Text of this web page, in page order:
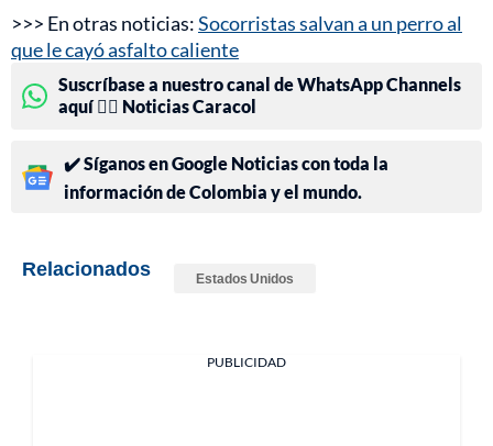
>>> En otras noticias:Socorristas salvan a un perro al
que le cayó asfalto caliente
Suscríbase a nuestro canal de WhatsApp Channels
aquí 👉🏻 Noticias Caracol
✔️ Síganos en Google Noticias con toda la
información de Colombia y el mundo.
Relacionados Estados Unidos
PUBLICIDAD